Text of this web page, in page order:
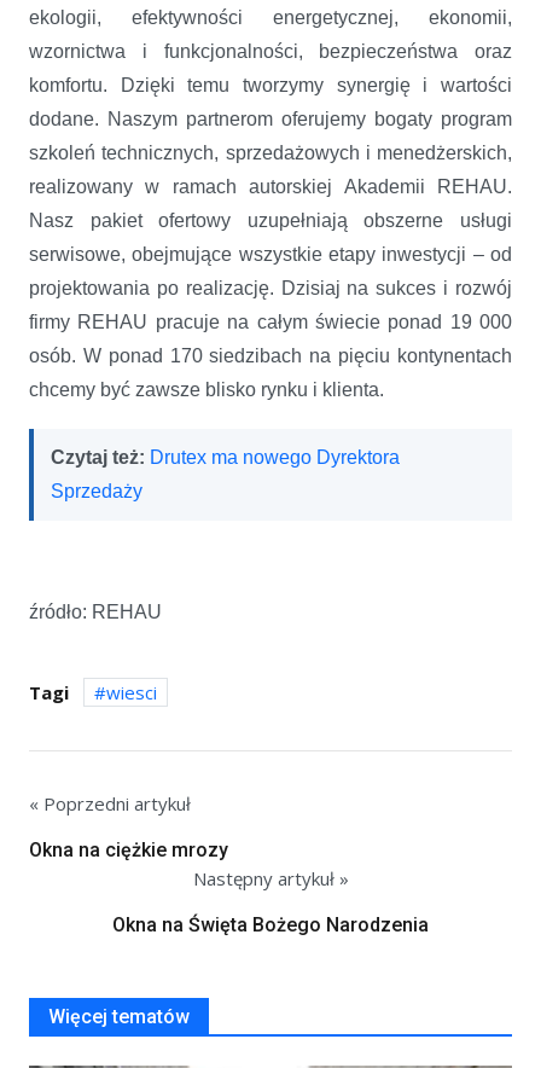
ekologii, efektywności energetycznej, ekonomii,
wzornictwa i funkcjonalności, bezpieczeństwa oraz
komfortu. Dzięki temu tworzymy synergię i wartości
dodane. Naszym partnerom oferujemy bogaty program
szkoleń technicznych, sprzedażowych i menedżerskich,
realizowany w ramach autorskiej Akademii REHAU.
Nasz pakiet ofertowy uzupełniają obszerne usługi
serwisowe, obejmujące wszystkie etapy inwestycji – od
projektowania po realizację. Dzisiaj na sukces i rozwój
firmy REHAU pracuje na całym świecie ponad 19 000
osób. W ponad 170 siedzibach na pięciu kontynentach
chcemy być zawsze blisko rynku i klienta.
Czytaj też: Drutex ma nowego Dyrektora
Sprzedaży
źródło: REHAU
Tagi wiesci
« Poprzedni artykuł
Okna na ciężkie mrozy
Następny artykuł »
Okna na Święta Bożego Narodzenia
Więcej tematów